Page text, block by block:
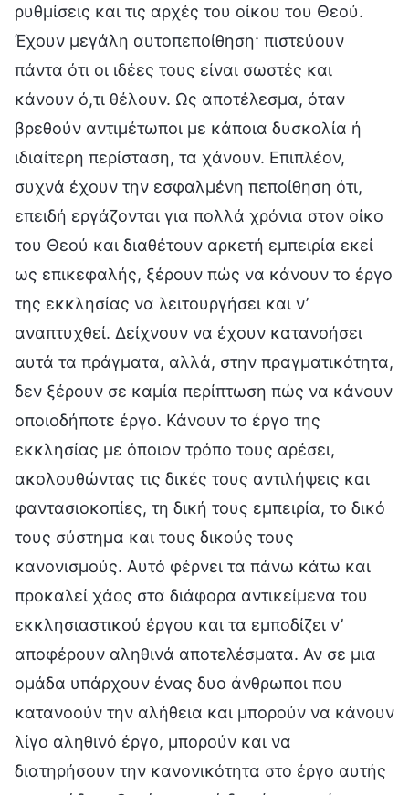
ρυθμίσεις και τις αρχές του οίκου του Θεού.
Έχουν μεγάλη αυτοπεποίθηση· πιστεύουν
πάντα ότι οι ιδέες τους είναι σωστές και
κάνουν ό,τι θέλουν. Ως αποτέλεσμα, όταν
βρεθούν αντιμέτωποι με κάποια δυσκολία ή
ιδιαίτερη περίσταση, τα χάνουν. Επιπλέον,
συχνά έχουν την εσφαλμένη πεποίθηση ότι,
επειδή εργάζονται για πολλά χρόνια στον οίκο
του Θεού και διαθέτουν αρκετή εμπειρία εκεί
ως επικεφαλής, ξέρουν πώς να κάνουν το έργο
της εκκλησίας να λειτουργήσει και ν’
αναπτυχθεί. Δείχνουν να έχουν κατανοήσει
αυτά τα πράγματα, αλλά, στην πραγματικότητα,
δεν ξέρουν σε καμία περίπτωση πώς να κάνουν
οποιοδήποτε έργο. Κάνουν το έργο της
εκκλησίας με όποιον τρόπο τους αρέσει,
ακολουθώντας τις δικές τους αντιλήψεις και
φαντασιοκοπίες, τη δική τους εμπειρία, το δικό
τους σύστημα και τους δικούς τους
κανονισμούς. Αυτό φέρνει τα πάνω κάτω και
προκαλεί χάος στα διάφορα αντικείμενα του
εκκλησιαστικού έργου και τα εμποδίζει ν’
αποφέρουν αληθινά αποτελέσματα. Αν σε μια
ομάδα υπάρχουν ένας δυο άνθρωποι που
κατανοούν την αλήθεια και μπορούν να κάνουν
λίγο αληθινό έργο, μπορούν και να
διατηρήσουν την κανονικότητα στο έργο αυτής